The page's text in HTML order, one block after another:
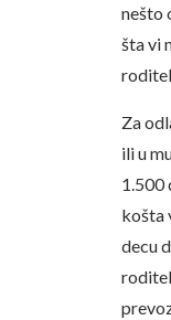
nešto
šta vi
Za
ili u
1.500
košta
decu